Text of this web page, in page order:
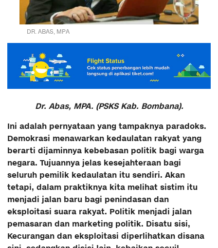
DR. ABAS, MPA
Dr. Abas, MPA. (PSKS Kab. Bombana).
Ini adalah pernyataan yang tampaknya paradoks.
Demokrasi menawarkan kedaulatan rakyat yang
berarti dijaminnya kebebasan politik bagi warga
negara. Tujuannya jelas kesejahteraan bagi
seluruh pemilik kedaulatan itu sendiri. Akan
tetapi, dalam praktiknya kita melihat sistim itu
menjadi jalan baru bagi penindasan dan
eksploitasi suara rakyat. Politik menjadi jalan
pemasaran dan marketing politik. Disatu sisi,
Kecurangan dan eksploitasi diperlihatkan disana